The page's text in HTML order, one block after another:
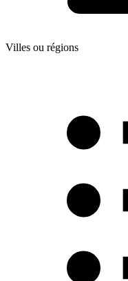
Villes ou régions